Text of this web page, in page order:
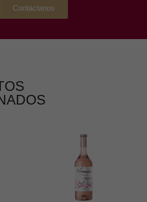
Contáctanos